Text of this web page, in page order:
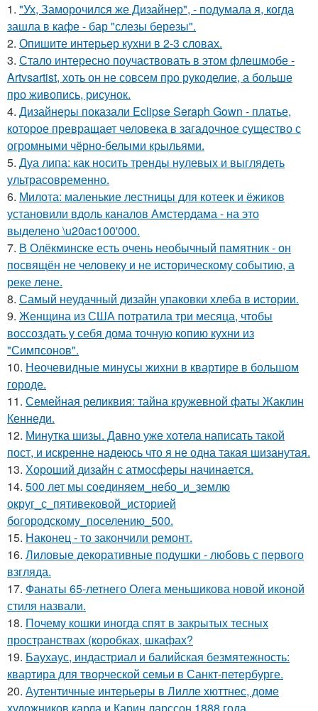
1. "Ух, Заморочился же Дизайнер", - подумала я, когда
зашла в кафе - бар "слезы березы".
2. Опишите интерьер кухни в 2-3 словах.
3. Стало интересно поучаствовать в этом флешмобе -
Artvsartist, хоть он не совсем про рукоделие, а больше
про живопись, рисунок.
4. Дизайнеры показали Eclipse Seraph Gown - платье,
которое превращает человека в загадочное существо с
огромными чёрно-белыми крыльями.
5. Дуа липа: как носить тренды нулевых и выглядеть
ультрасовременно.
6. Милота: маленькие лестницы для котеек и ёжиков
установили вдоль каналов Амстердама - на это
выделено \u20ac100'000.
7. В Олёкминске есть очень необычный памятник - он
посвящён не человеку и не историческому событию, а
реке лене.
8. Самый неудачный дизайн упаковки хлеба в истории.
9. Женщина из США потратила три месяца, чтобы
воссоздать у себя дома точную копию кухни из
"Симпсонов".
10. Неочевидные минусы жихни в квартире в большом
городе.
11. Семейная реликвия: тайна кружевной фаты Жаклин
Кеннеди.
12. Минутка шизы. Давно уже хотела написать такой
пост, и искренне надеюсь что я не одна такая шизанутая.
13. Хороший дизайн с атмосферы начинается.
14. 500 лет мы соединяем_небо_и_землю
округ_с_пятивековой_историей
богородскому_поселению_500.
15. Наконец - то закончили ремонт.
16. Лиловые декоративные подушки - любовь с первого
взгляда.
17. Фанаты 65-летнего Олега меньшикова новой иконой
стиля назвали.
18. Почему кошки иногда спят в закрытых тесных
пространствах (коробках, шкафах?
19. Баухаус, индастриал и балийская безмятежность:
квартира для творческой семьи в Санкт-петербурге.
20. Аутентичные интерьеры в Лилле хюттнес, доме